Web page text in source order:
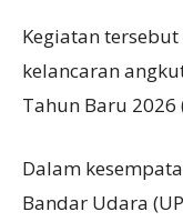
Kegiatan
kelancaran
Tahun Baru
Dalam
Bandar Udara